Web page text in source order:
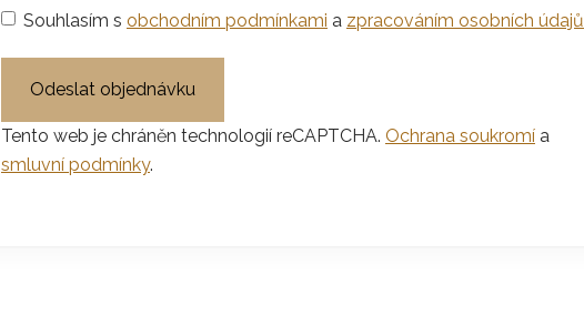
Souhlasím s obchodním podmínkami a zpracováním osobních údajů
Odeslat objednávku
Tento web je chráněn technologií reCAPTCHA. Ochrana soukromí a
smluvní podmínky.